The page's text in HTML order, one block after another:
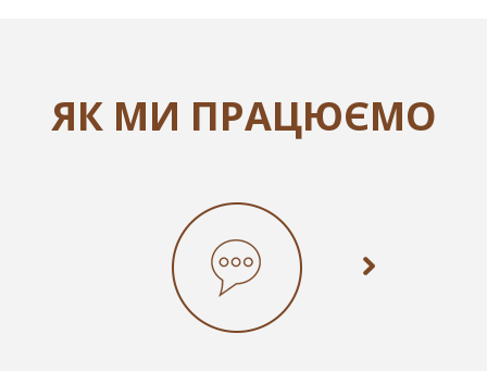
ЯК МИ ПРАЦЮЄМО